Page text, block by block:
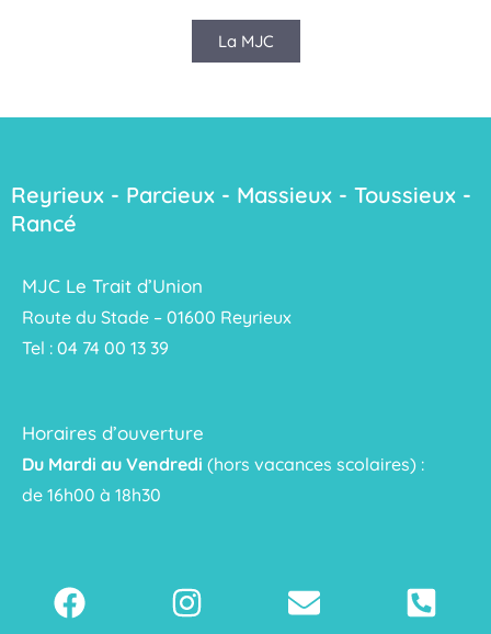
La MJC
Reyrieux - Parcieux - Massieux - Toussieux -
Rancé
MJC Le Trait d’Union
Route du Stade – 01600 Reyrieux
Tel : 04 74 00 13 39
Horaires d’ouverture
Du Mardi au Vendredi (hors vacances scolaires) :
de 16h00 à 18h30